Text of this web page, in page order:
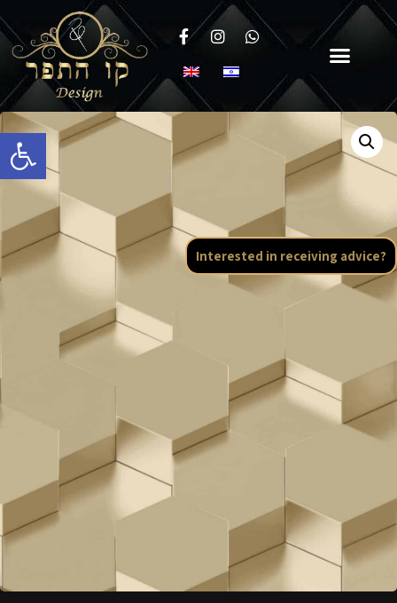
Open toolbar
Interested in receiving advice?